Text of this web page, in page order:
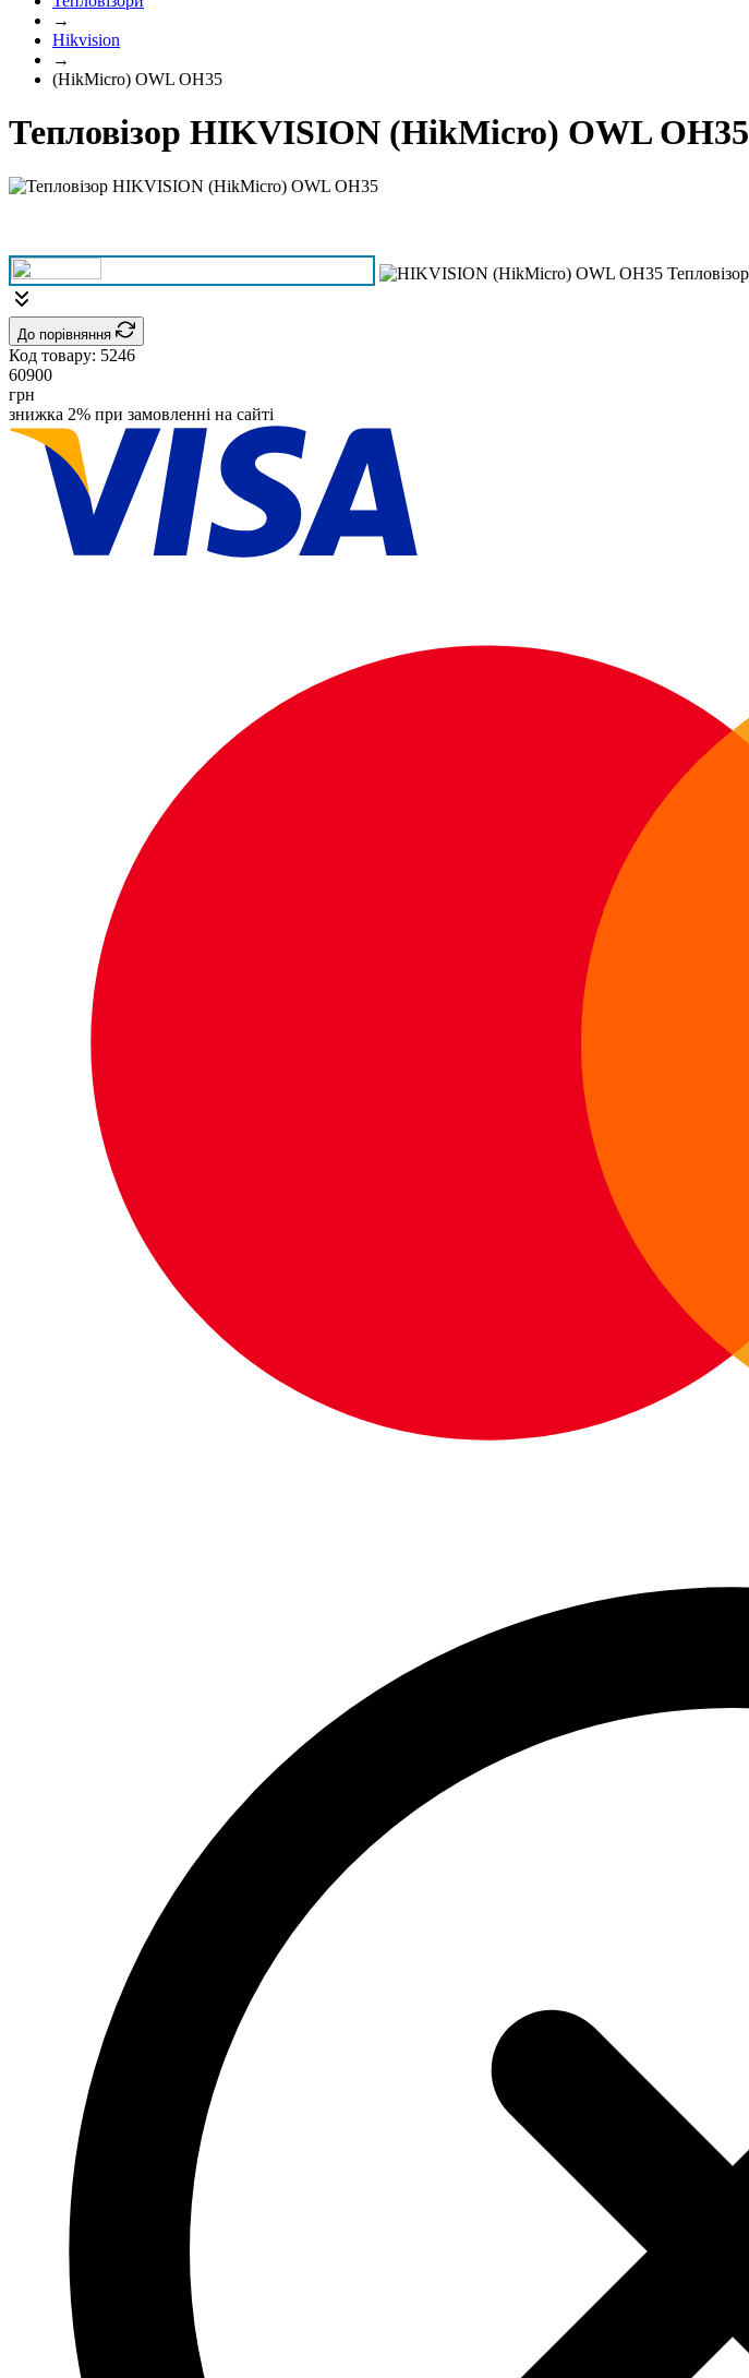
→
Hikvision
→
(HikMicro) OWL OH35
Тепловізор HIKVISION (HikMicro) OWL OH35
До порівняння
Код товару: 5246
60900
грн
знижка 2% при замовленні на сайті